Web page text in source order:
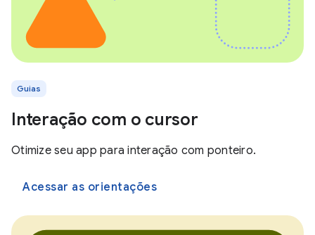
Guias
Interação com o cursor
Otimize seu app para interação com ponteiro.
Acessar as orientações